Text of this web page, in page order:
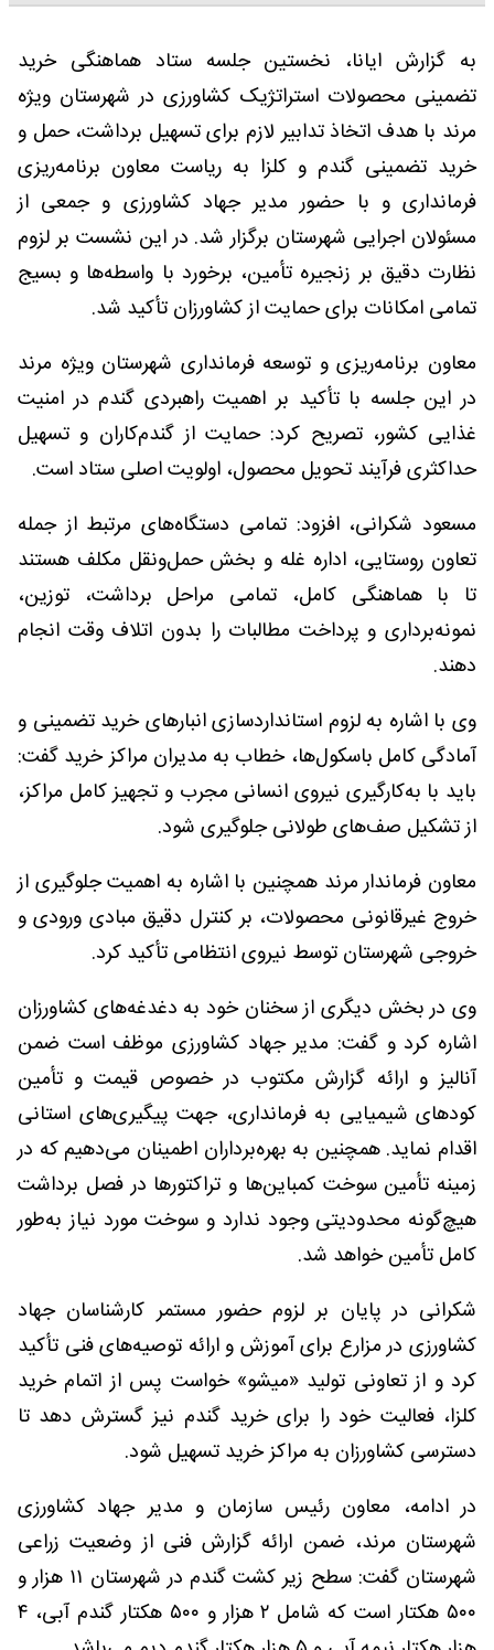
به گزارش ایانا، نخستین جلسه ستاد هماهنگی خرید
تضمینی محصولات استراتژیک کشاورزی در شهرستان ویژه
مرند با هدف اتخاذ تدابیر لازم برای تسهیل برداشت، حمل و
خرید تضمینی گندم و کلزا به ریاست معاون برنامه‌ریزی
فرمانداری و با حضور مدیر جهاد کشاورزی و جمعی از
مسئولان اجرایی شهرستان برگزار شد. در این نشست بر لزوم
نظارت دقیق بر زنجیره تأمین، برخورد با واسطه‌ها و بسیج
تمامی امکانات برای حمایت از کشاورزان تأکید شد.
معاون برنامه‌ریزی و توسعه فرمانداری شهرستان ویژه مرند
در این جلسه با تأکید بر اهمیت راهبردی گندم در امنیت
غذایی کشور، تصریح کرد: حمایت از گندم‌کاران و تسهیل
حداکثری فرآیند تحویل محصول، اولویت اصلی ستاد است.
مسعود شکرانی، افزود: تمامی دستگاه‌های مرتبط از جمله
تعاون روستایی، اداره غله و بخش حمل‌ونقل مکلف هستند
تا با هماهنگی کامل، تمامی مراحل برداشت، توزین،
نمونه‌برداری و پرداخت مطالبات را بدون اتلاف وقت انجام
دهند.
وی با اشاره به لزوم استانداردسازی انبارهای خرید تضمینی و
آمادگی کامل باسکول‌ها، خطاب به مدیران مراکز خرید گفت:
باید با به‌کارگیری نیروی انسانی مجرب و تجهیز کامل مراکز،
از تشکیل صف‌های طولانی جلوگیری شود.
معاون فرماندار مرند همچنین با اشاره به اهمیت جلوگیری از
خروج غیرقانونی محصولات، بر کنترل دقیق مبادی ورودی و
خروجی شهرستان توسط نیروی انتظامی تأکید کرد.
وی در بخش دیگری از سخنان خود به دغدغه‌های کشاورزان
اشاره کرد و گفت: مدیر جهاد کشاورزی موظف است ضمن
آنالیز و ارائه گزارش مکتوب در خصوص قیمت و تأمین
کودهای شیمیایی به فرمانداری، جهت پیگیری‌های استانی
اقدام نماید. همچنین به بهره‌برداران اطمینان می‌دهیم که در
زمینه تأمین سوخت کمباین‌ها و تراکتورها در فصل برداشت
هیچ‌گونه محدودیتی وجود ندارد و سوخت مورد نیاز به‌طور
کامل تأمین خواهد شد.
شکرانی در پایان بر لزوم حضور مستمر کارشناسان جهاد
کشاورزی در مزارع برای آموزش و ارائه توصیه‌های فنی تأکید
کرد و از تعاونی تولید «میشو» خواست پس از اتمام خرید
کلزا، فعالیت خود را برای خرید گندم نیز گسترش دهد تا
دسترسی کشاورزان به مراکز خرید تسهیل شود.
در ادامه، معاون رئیس سازمان و مدیر جهاد کشاورزی
شهرستان مرند، ضمن ارائه گزارش فنی از وضعیت زراعی
شهرستان گفت: سطح زیر کشت گندم در شهرستان ۱۱ هزار و
۵۰۰ هکتار است که شامل ۲ هزار و ۵۰۰ هکتار گندم آبی، ۴